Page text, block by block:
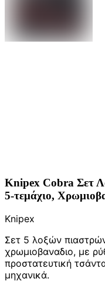
Knipex Cobra Σετ
5-τεμάχιο,
Knipex
Σετ 5 λοξών
χρωμιοβαναδιο, με
προστατευτική
μηχανικά.